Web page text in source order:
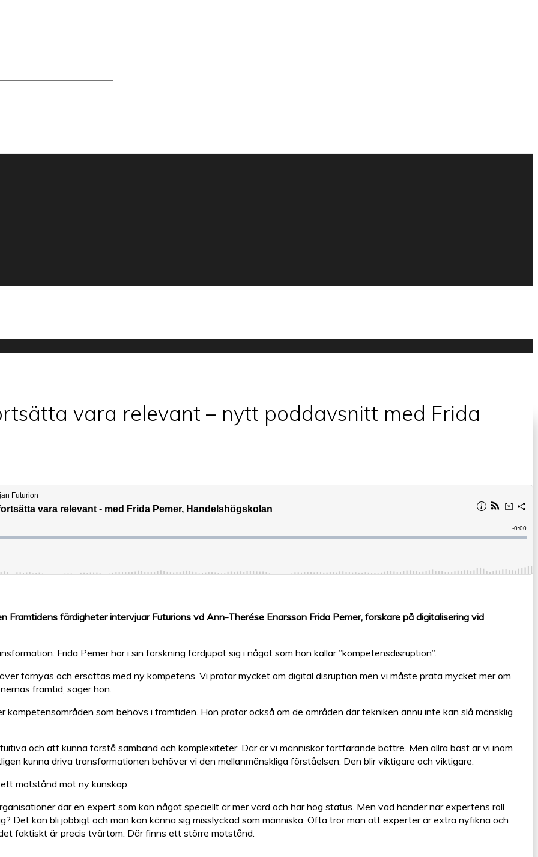
vara relevant – nytt poddavsnitt med Frida
färdigheter intervjuar Futurions vd Ann-Therése Enarsson Frida Pemer, forskare på digitalisering vid
Frida Pemer har i sin forskning fördjupat sig i något som hon kallar ”kompetensdisruption”.
förnyas och ersättas med ny kompetens. Vi pratar mycket om digital disruption men vi måste prata mycket mer om
framtid, säger hon.
som behövs i framtiden. Hon pratar också om de områden där tekniken ännu inte kan slå mänsklig
och att kunna förstå samband och komplexiteter. Där är vi människor fortfarande bättre. Men allra bäst är vi inom
kunna driva transformationen behöver vi den mellanmänskliga förståelsen. Den blir viktigare och viktigare.
motstånd mot ny kunskap.
där en expert som kan något speciellt är mer värd och har hög status. Men vad händer när expertens roll
Det kan bli jobbigt och man kan känna sig misslyckad som människa. Ofta tror man att experter är extra nyfikna och
faktiskt ärprecis tvärtom. Därfinns ett större motstånd.